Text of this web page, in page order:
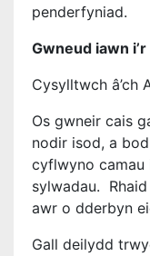
penderfyniad.
Gwneud iawn
Cysylltwch â’ch
Os gwneir cais
nodir isod, a
cyflwyno camau
sylwadau.
awr o dderbyn
Gall deilydd